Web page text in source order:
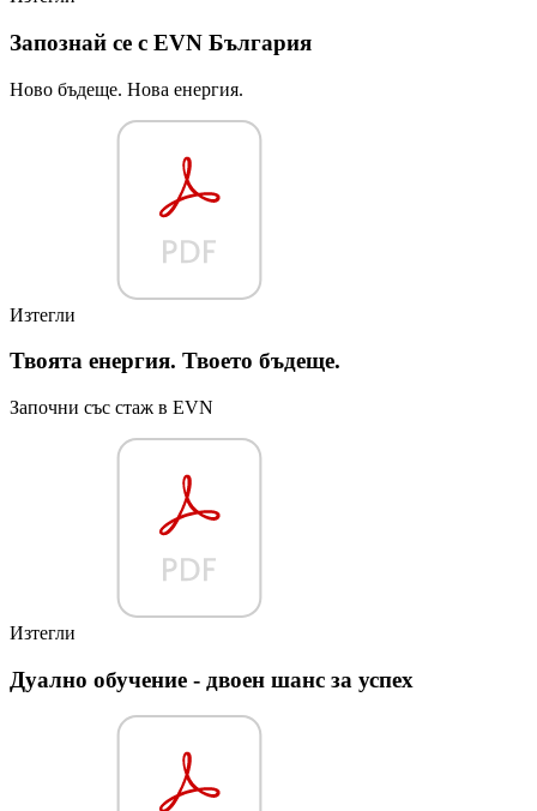
Запознай се с EVN България
Ново бъдеще. Нова енергия.
Изтегли
Твоята енергия. Твоето бъдеще.
Започни със стаж в EVN
Изтегли
Дуално обучение - двоен шанс за успех